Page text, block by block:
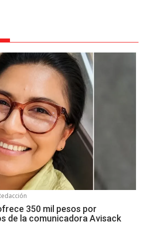
350 mil pesos por
de la comunicadora Avisack